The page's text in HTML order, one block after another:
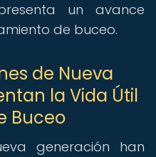
un avance
de buceo.
de Nueva
la Vida Útil
Buceo
generación han